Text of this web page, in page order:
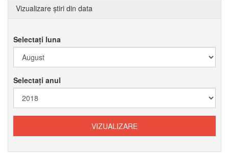
Vizualizare știri din data
Selectați luna
Selectați anul